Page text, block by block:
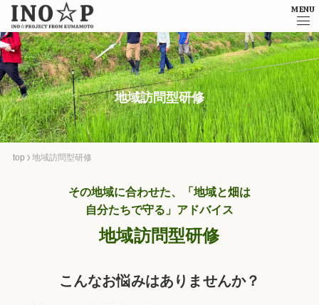
MENU
地域訪問型研修
top 地域訪問型研修
その地域に合わせた、「地域と畑は
自分たちで守る」アドバイス
地域訪問型研修
こんなお悩みはありませんか？